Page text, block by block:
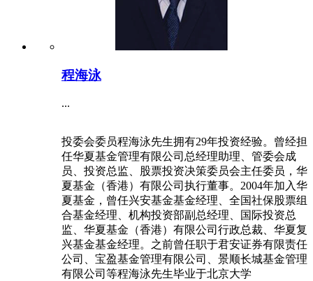
程海泳
...
投委会委员程海泳先生拥有29年投资经验。曾经担
任华夏基金管理有限公司总经理助理、管委会成
员、投资总监、股票投资决策委员会主任委员，华
夏基金（香港）有限公司执行董事。2004年加入华
夏基金，曾任兴安基金基金经理、全国社保股票组
合基金经理、机构投资部副总经理、国际投资总
监、华夏基金（香港）有限公司行政总裁、华夏复
兴基金基金经理。之前曾任职于君安证券有限责任
公司、宝盈基金管理有限公司、景顺长城基金管理
有限公司等程海泳先生毕业于北京大学